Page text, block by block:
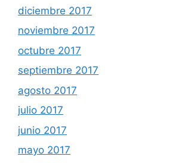
diciembre 2017
noviembre 2017
octubre 2017
septiembre 2017
agosto 2017
julio 2017
junio 2017
mayo 2017